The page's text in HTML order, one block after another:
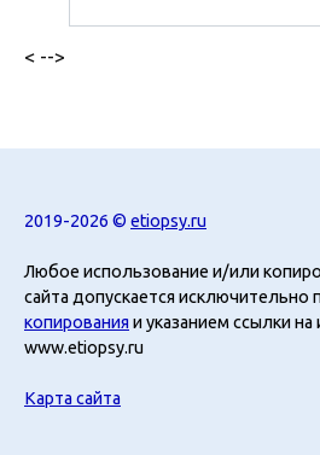
< -->
2019-2026 © etiopsy.ru
Любое использование и/или
сайта допускается
копирования и указанием ссылки на
www.etiopsy.ru
Карта сайта